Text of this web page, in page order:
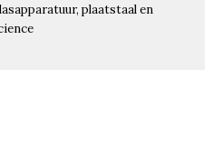
plaatstaal en